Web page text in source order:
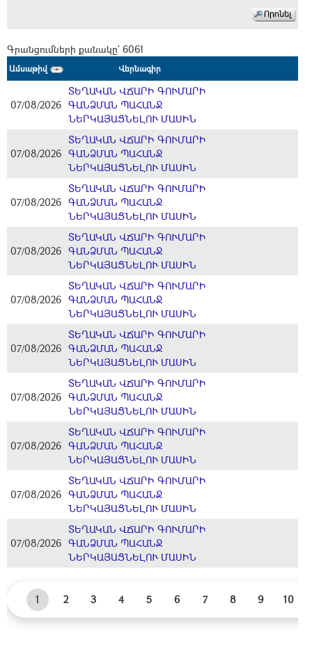
Գրանցումների քանակը` 6061
Ամսաթիվ Վերնագիր
07/08/2026
ՏԵՂԱԿԱՆ ՎՃԱՐԻ ԳՈՒՄԱՐԻ
ԳԱՆՁՄԱՆ ՊԱՀԱՆՋ
ՆԵՐԿԱՅԱՑՆԵԼՈՒ ՄԱՍԻՆ
07/08/2026
ՏԵՂԱԿԱՆ ՎՃԱՐԻ ԳՈՒՄԱՐԻ
ԳԱՆՁՄԱՆ ՊԱՀԱՆՋ
ՆԵՐԿԱՅԱՑՆԵԼՈՒ ՄԱՍԻՆ
07/08/2026
ՏԵՂԱԿԱՆ ՎՃԱՐԻ ԳՈՒՄԱՐԻ
ԳԱՆՁՄԱՆ ՊԱՀԱՆՋ
ՆԵՐԿԱՅԱՑՆԵԼՈՒ ՄԱՍԻՆ
07/08/2026
ՏԵՂԱԿԱՆ ՎՃԱՐԻ ԳՈՒՄԱՐԻ
ԳԱՆՁՄԱՆ ՊԱՀԱՆՋ
ՆԵՐԿԱՅԱՑՆԵԼՈՒ ՄԱՍԻՆ
07/08/2026
ՏԵՂԱԿԱՆ ՎՃԱՐԻ ԳՈՒՄԱՐԻ
ԳԱՆՁՄԱՆ ՊԱՀԱՆՋ
ՆԵՐԿԱՅԱՑՆԵԼՈՒ ՄԱՍԻՆ
07/08/2026
ՏԵՂԱԿԱՆ ՎՃԱՐԻ ԳՈՒՄԱՐԻ
ԳԱՆՁՄԱՆ ՊԱՀԱՆՋ
ՆԵՐԿԱՅԱՑՆԵԼՈՒ ՄԱՍԻՆ
07/08/2026
ՏԵՂԱԿԱՆ ՎՃԱՐԻ ԳՈՒՄԱՐԻ
ԳԱՆՁՄԱՆ ՊԱՀԱՆՋ
ՆԵՐԿԱՅԱՑՆԵԼՈՒ ՄԱՍԻՆ
07/08/2026
ՏԵՂԱԿԱՆ ՎՃԱՐԻ ԳՈՒՄԱՐԻ
ԳԱՆՁՄԱՆ ՊԱՀԱՆՋ
ՆԵՐԿԱՅԱՑՆԵԼՈՒ ՄԱՍԻՆ
07/08/2026
ՏԵՂԱԿԱՆ ՎՃԱՐԻ ԳՈՒՄԱՐԻ
ԳԱՆՁՄԱՆ ՊԱՀԱՆՋ
ՆԵՐԿԱՅԱՑՆԵԼՈՒ ՄԱՍԻՆ
07/08/2026
ՏԵՂԱԿԱՆ ՎՃԱՐԻ ԳՈՒՄԱՐԻ
ԳԱՆՁՄԱՆ ՊԱՀԱՆՋ
ՆԵՐԿԱՅԱՑՆԵԼՈՒ ՄԱՍԻՆ
1 2 3 4 5 6 7 8 9 10